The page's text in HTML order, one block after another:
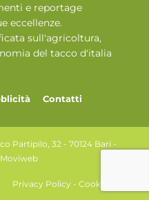
e reportage
eccellenze.
sull'agricoltura,
del tacco d'italia
Contatti
Partipilo, 32 - 70124 Bari -
Moviweb
Privacy Policy - Cookie Policy